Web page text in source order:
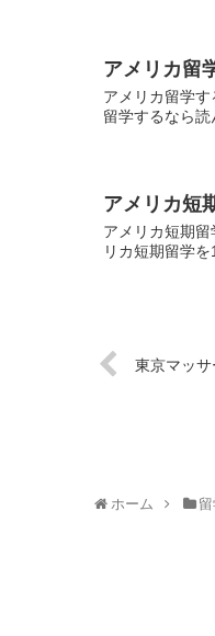
アメリカ留
アメリカ留学
留学するなら読
アメリカ短
アメリカ短期
リカ短期留学
東京マッ
ホーム